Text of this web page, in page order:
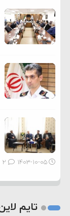
۱۴۰۳-۱۰-۰۵
تایم